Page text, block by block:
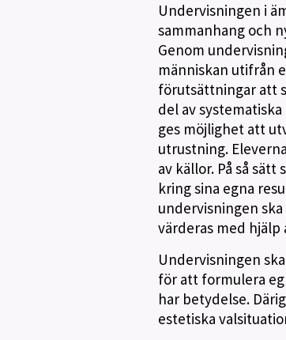
Undervisningen i
sammanhang och
Genom
människan utifrån
förutsättningar att
del av
ges möjlighet att
utrustning.
av källor. På så
kring sina egna
undervisningen
värderas med
Undervisningen
för att formulera
har betydelse.
estetiska